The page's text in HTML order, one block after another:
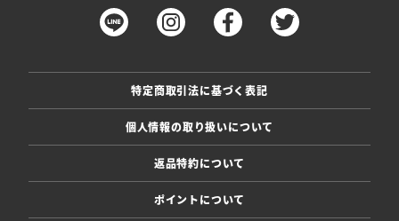
特定商取引法に基づく表記
個人情報の取り扱いについて
返品特約について
ポイントについて